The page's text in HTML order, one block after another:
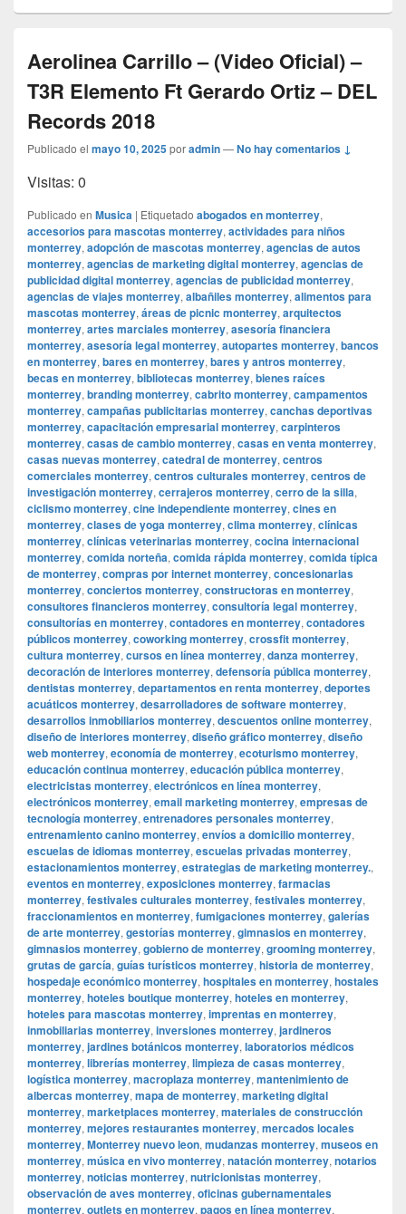
Aerolinea Carrillo – (Video Oficial) –
T3R Elemento Ft Gerardo Ortiz – DEL
Records 2018
Publicado el mayo 10, 2025poradmin—No hay comentarios ↓
Visitas: 0
Publicado en Musica | Etiquetado abogados en monterrey,
accesorios para mascotas monterrey, actividades para niños
monterrey, adopción de mascotas monterrey, agencias de autos
monterrey, agencias de marketing digital monterrey, agencias de
publicidad digital monterrey, agencias de publicidad monterrey,
agencias de viajes monterrey, albañiles monterrey, alimentos para
mascotas monterrey, áreas de picnic monterrey, arquitectos
monterrey, artes marciales monterrey, asesoría financiera
monterrey, asesoría legal monterrey, autopartes monterrey, bancos
en monterrey, bares en monterrey, bares y antros monterrey,
becas en monterrey, bibliotecas monterrey, bienes raíces
monterrey, branding monterrey, cabrito monterrey, campamentos
monterrey, campañas publicitarias monterrey, canchas deportivas
monterrey, capacitación empresarial monterrey, carpinteros
monterrey, casas de cambio monterrey, casas en venta monterrey,
casas nuevas monterrey, catedral de monterrey, centros
comerciales monterrey, centros culturales monterrey, centros de
investigación monterrey, cerrajeros monterrey, cerro de la silla,
ciclismo monterrey, cine independiente monterrey, cines en
monterrey, clases de yoga monterrey, clima monterrey, clínicas
monterrey, clínicas veterinarias monterrey, cocina internacional
monterrey, comida norteña, comida rápida monterrey, comida típica
de monterrey, compras por internet monterrey, concesionarias
monterrey, conciertos monterrey, constructoras en monterrey,
consultores financieros monterrey, consultoría legal monterrey,
consultorías en monterrey, contadores en monterrey, contadores
públicos monterrey, coworking monterrey, crossfit monterrey,
cultura monterrey, cursos en línea monterrey, danza monterrey,
decoración de interiores monterrey, defensoría pública monterrey,
dentistas monterrey, departamentos en renta monterrey, deportes
acuáticos monterrey, desarrolladores de software monterrey,
desarrollos inmobiliarios monterrey, descuentos online monterrey,
diseño de interiores monterrey, diseño gráfico monterrey, diseño
web monterrey, economía de monterrey, ecoturismo monterrey,
educación continua monterrey, educación pública monterrey,
electricistas monterrey, electrónicos en línea monterrey,
electrónicos monterrey, email marketing monterrey, empresas de
tecnología monterrey, entrenadores personales monterrey,
entrenamiento canino monterrey, envíos a domicilio monterrey,
escuelas de idiomas monterrey, escuelas privadas monterrey,
estacionamientos monterrey, estrategias de marketing monterrey.,
eventos en monterrey, exposiciones monterrey, farmacias
monterrey, festivales culturales monterrey, festivales monterrey,
fraccionamientos en monterrey, fumigaciones monterrey, galerías
de arte monterrey, gestorías monterrey, gimnasios en monterrey,
gimnasios monterrey, gobierno de monterrey, grooming monterrey,
grutas de garcía, guías turísticos monterrey, historia de monterrey,
hospedaje económico monterrey, hospitales en monterrey, hostales
monterrey, hoteles boutique monterrey, hoteles en monterrey,
hoteles para mascotas monterrey, imprentas en monterrey,
inmobiliarias monterrey, inversiones monterrey, jardineros
monterrey, jardines botánicos monterrey, laboratorios médicos
monterrey, librerías monterrey, limpieza de casas monterrey,
logística monterrey, macroplaza monterrey, mantenimiento de
albercas monterrey, mapa de monterrey, marketing digital
monterrey, marketplaces monterrey, materiales de construcción
monterrey, mejores restaurantes monterrey, mercados locales
monterrey, Monterrey nuevo leon, mudanzas monterrey, museos en
monterrey, música en vivo monterrey, natación monterrey, notarios
monterrey, noticias monterrey, nutricionistas monterrey,
observación de aves monterrey, oficinas gubernamentales
monterrey, outlets en monterrey, pagos en línea monterrey,